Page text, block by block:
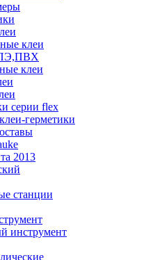
клеи
клеи
серии flex
герметики
2013
станции
инструмент